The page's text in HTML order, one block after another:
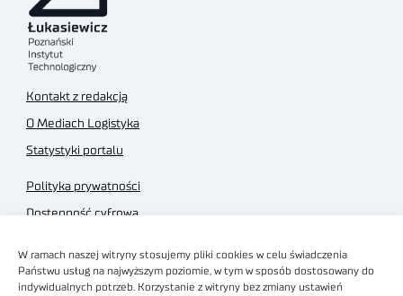
W ramach naszej witryny stosujemy pliki cookies w celu świadczenia
Państwu usług na najwyższym poziomie, w tym w sposób dostosowany do
indywidualnych potrzeb. Korzystanie z witryny bez zmiany ustawień
Kontakt z redakcją
O Mediach Logistyka
Statystyki portalu
Polityka prywatności
Dostępność cyfrowa
Regulamin sklepu